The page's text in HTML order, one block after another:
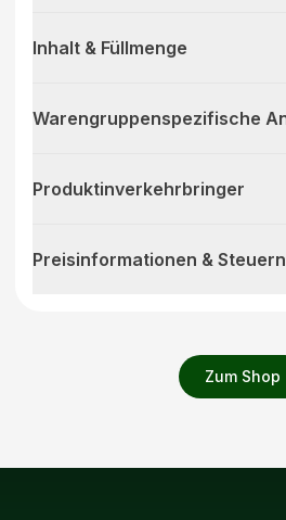
Zum Shop
Inhalt & Füllmenge
Warengruppenspezifische
Produktinverkehrbringer
Preisinformationen & Steuern